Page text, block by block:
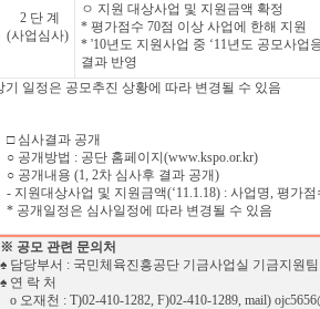
2 단 계
(사업심사)
ㅇ 지원 대상사업 및 지원금액 확정
* 평가점수 70점 이상 사업에 한해 지원
* '10년도 지원사업 중 ‘11년도 공모사업
결과 반영
일정은 공모추진 상황에 따라 변경될 수 있음
□ 심사결과 공개
○ 공개방법 : 공단 홈페이지(www.kspo.or.kr)
○ 공개내용 (1, 2차 심사후 결과 공개)
- 지원대상사업 및 지원금액(‘11.1.18) : 사업명, 평가
* 공개일정은 심사일정에 따라 변경될 수 있음
※ 공모 관련 문의처
♠ 담당부서 : 국민체육진흥공단 기금사업실 기금지원팀
♠ 연 락 처
o 오재천 : T)02-410-1282, F)02-410-1289, mail)